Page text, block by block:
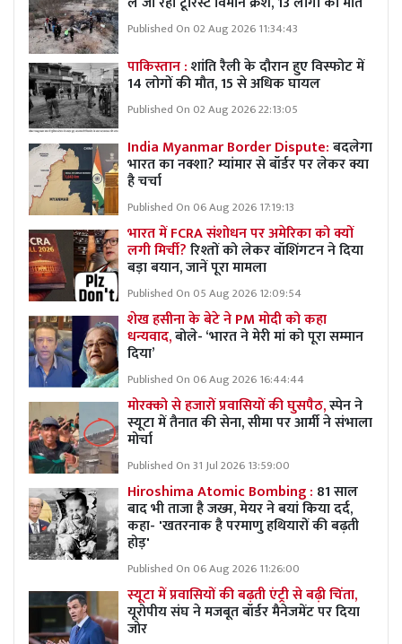
Published On 02 Aug 2026 11:34:43
पाकिस्तान :शांति रैली के दौरान हुए विस्फोट में
14 लोगों की मौत, 15 से अधिक घायल
Published On 02 Aug 2026 22:13:05
India Myanmar Border Dispute:बदलेगा
भारत का नक्शा? म्यांमार से बॉर्डर पर लेकर क्या
है चर्चा
Published On 06 Aug 2026 17:19:13
भारत में FCRA संशोधन पर अमेरिका को क्यों
लगी मिर्ची?रिश्तों को लेकर वॉशिंगटन ने दिया
बड़ा बयान, जानें पूरा मामला
Published On 05 Aug 2026 12:09:54
शेख हसीना के बेटे ने PM मोदी को कहा
धन्यवाद,बोले- ‘भारत ने मेरी मां को पूरा सम्मान
दिया’
Published On 06 Aug 2026 16:44:44
मोरक्को से हजारों प्रवासियों की घुसपैठ,स्पेन ने
स्यूटा में तैनात की सेना, सीमा पर आर्मी ने संभाला
मोर्चा
Published On 31 Jul 2026 13:59:00
Hiroshima Atomic Bombing : 81 साल
बाद भी ताजा है जख्म, मेयर ने बयां किया दर्द,
कहा- 'खतरनाक है परमाणु हथियारों की बढ़ती
होड़'
Published On 06 Aug 2026 11:26:00
स्यूटा में प्रवासियों की बढ़ती एंट्री से बढ़ी चिंता,
यूरोपीय संघ ने मजबूत बॉर्डर मैनेजमेंट पर दिया
जोर